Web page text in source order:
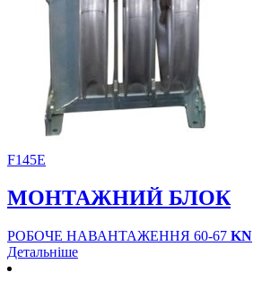
F145E
МОНТАЖНИЙ БЛОК
РОБОЧЕ НАВАНТАЖЕННЯ 60-67 KN
Детальніше